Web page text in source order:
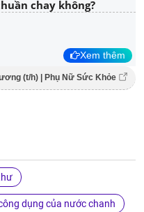
chay không?
Xem thêm
(t/h) | Phụ Nữ Sức Khỏe
dụng của nước chanh